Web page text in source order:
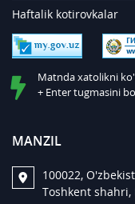
Haftalik kotirovkalar
Matnda xatolikni
+ Enter tugmasini
MANZIL
100022,
Toshkent